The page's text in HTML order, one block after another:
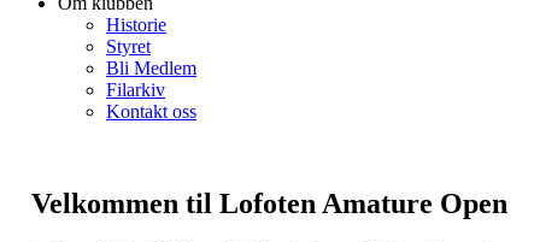
Historie
Styret
Bli Medlem
Filarkiv
Kontakt oss
Velkommen til Lofoten Amature Open